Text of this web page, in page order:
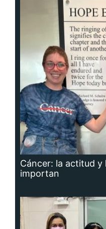
Cáncer: la actitud y
importan